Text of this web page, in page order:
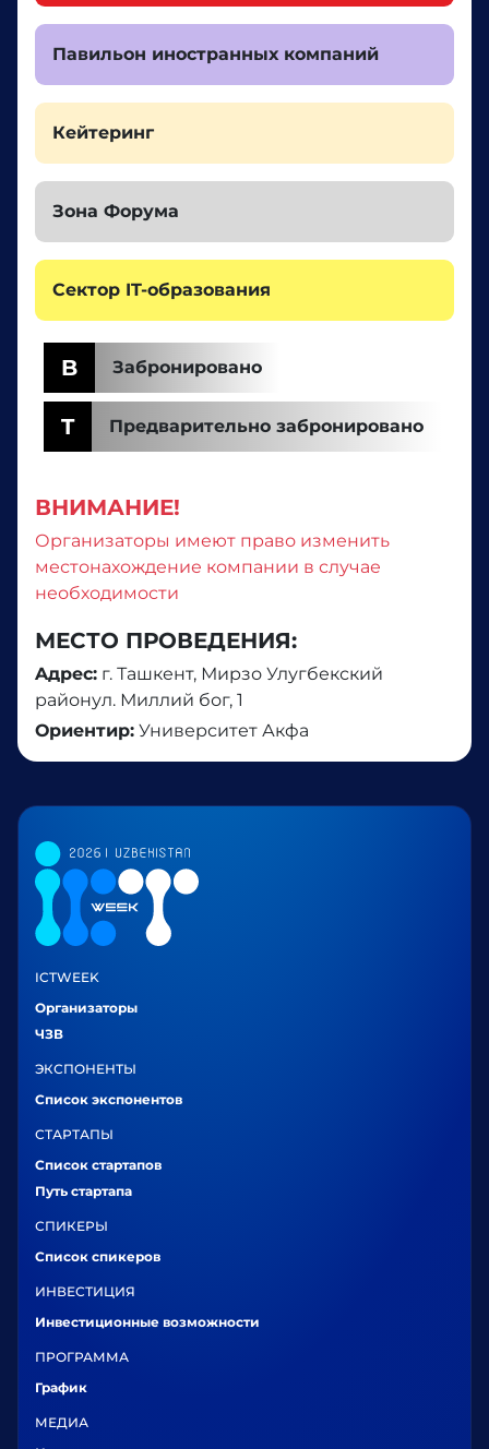
Павильон иностранных компаний
Кейтеринг
Зона Форума
Сектор IT-образования
B Забронировано
T Предварительно забронировано
ВНИМАНИЕ!
Организаторы имеют право изменить
местонахождение компании в случае
необходимости
МЕСТО ПРОВЕДЕНИЯ:
Aдрес: г. Ташкент, Мирзо Улугбекский
районул. Миллий бог, 1
Ориентир: Университет Акфа
ICTWEEK
Организаторы
ЧЗВ
ЭКСПОНЕНТЫ
Список экспонентов
СТАРТАПЫ
Список стартапов
Путь стартапа
СПИКЕРЫ
Список спикеров
ИНВЕСТИЦИЯ
Инвестиционные возможности
ПРОГРАММА
График
МЕДИА